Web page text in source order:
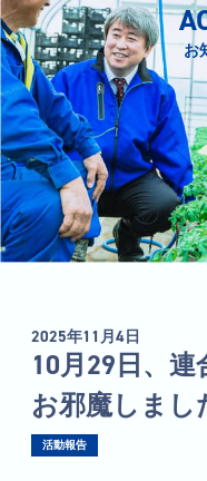
お
2025年11月4日
10月29日、
お邪魔しまし
活動報告